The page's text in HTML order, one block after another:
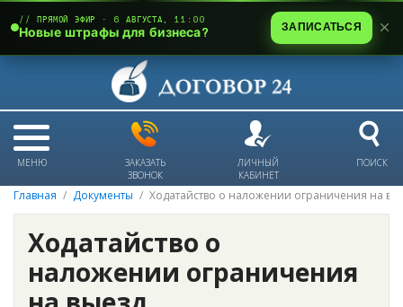
МЕНЮ
ЗАКАЗАТЬ
ЗВОНОК
ЛИЧНЫЙ
КАБИНЕТ
ПОИСК
Главная Документы Ходатайство о наложении ограничения на
Ходатайство о
наложении ограничения
// ПРЯМОЙ ЭФИР · 6 АВГУСТА, 11:00
Новые штрафы для бизнеса? ЗАПИСАТЬСЯ